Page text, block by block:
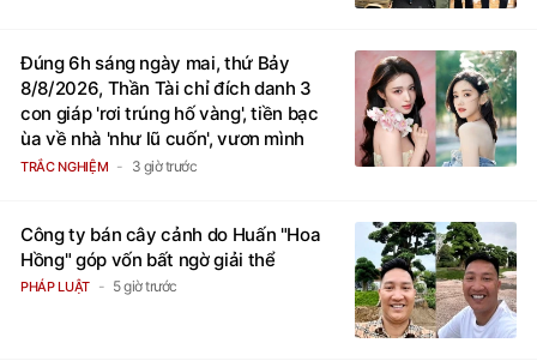
Đúng 6h sáng ngày mai, thứ Bảy
8/8/2026, Thần Tài chỉ đích danh 3
con giáp 'rơi trúng hố vàng', tiền bạc
ùa về nhà 'như lũ cuốn', vươn mình
thành đại gia trong phút chốc
TRẮC NGHIỆM 3 giờ trước
Công ty bán cây cảnh do Huấn "Hoa
Hồng" góp vốn bất ngờ giải thể
PHÁP LUẬT 5 giờ trước